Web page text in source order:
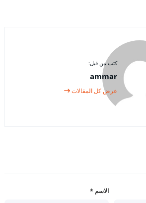
كتب من قبل:
ammar
عرض كل المقالات
الاسم *